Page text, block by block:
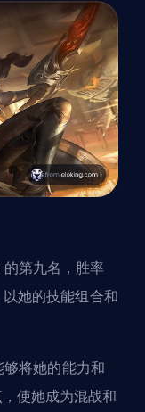
第九名，胜率
她的技能组合和
将她的能力和
使她成为混战和